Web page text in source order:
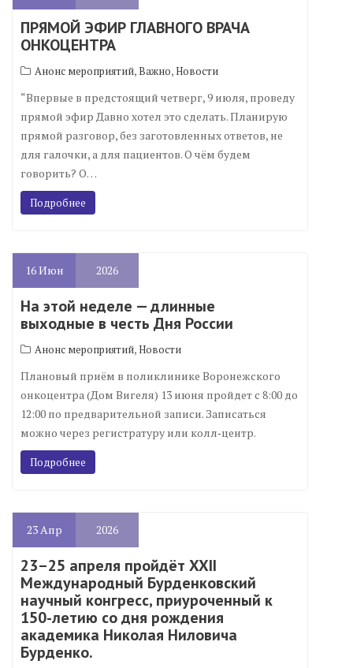
ПРЯМОЙ ЭФИР ГЛАВНОГО ВРАЧА
ОНКОЦЕНТРА
Анонс мероприятий,Важно,Новости
“Впервые в предстоящий четверг, 9 июля, проведу
прямой эфир Давно хотел это сделать. Планирую
прямой разговор, без заготовленных ответов, не
для галочки, а для пациентов. О чём будем
говорить? О…
Подробнее
16Июн 2026
На этой неделе — длинные
выходные в честь Дня России
Анонс мероприятий,Новости
Плановый приём в поликлинике Воронежского
онкоцентра (Дом Вигеля) 13 июня пройдет с 8:00 до
12:00 по предварительной записи. Записаться
можно через регистратуру или колл‑центр.
Подробнее
23Апр 2026
23–25 апреля пройдёт XXII
Международный Бурденковский
научный конгресс, приуроченный к
150-летию со дня рождения
академика Николая Ниловича
Бурденко.